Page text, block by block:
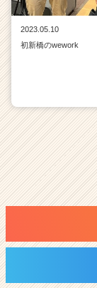
2023.05.10
初新橋のwework